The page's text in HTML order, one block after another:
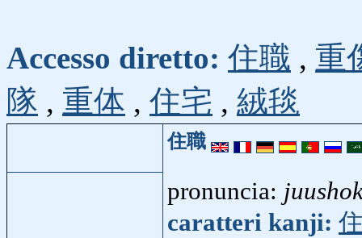
Accesso diretto: 住職 , 重
隊 , 重体 , 住宅 , 絨毯
住職
pronuncia:
caratteri kanji: